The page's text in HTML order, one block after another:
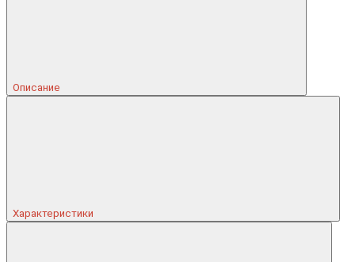
Описание
Характеристики